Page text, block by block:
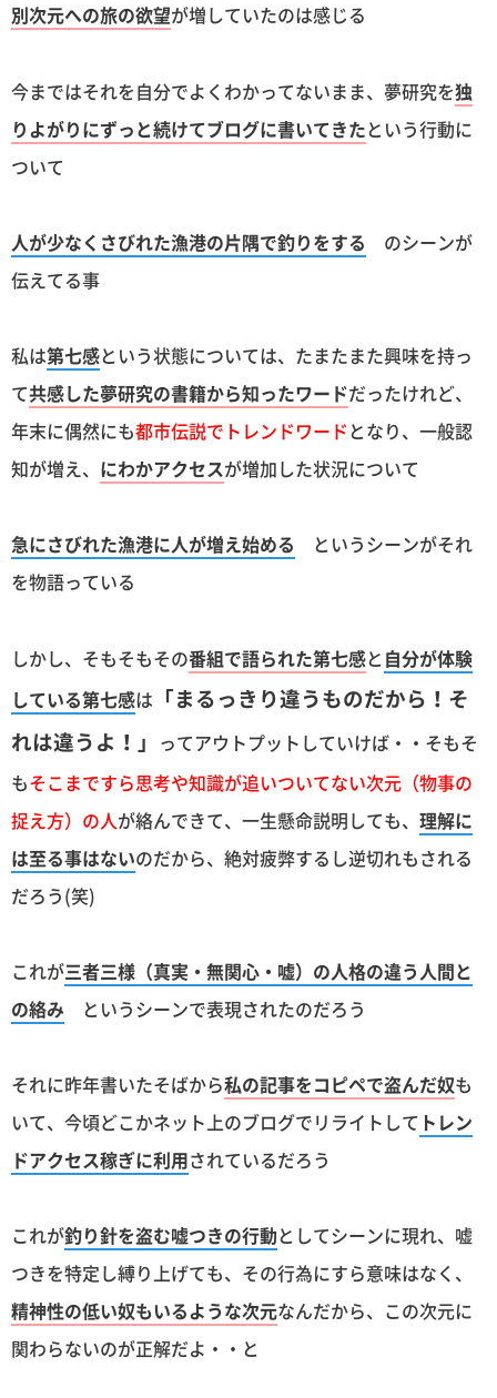
別次元への旅の欲望が増していたのは感じる
今まではそれを自分でよくわかってないまま、夢研究を独
りよがりにずっと続けてブログに書いてきたという行動に
ついて
人が少なくさびれた漁港の片隅で釣りをする のシーンが
伝えてる事
私は第七感という状態については、たまたまた興味を持っ
て共感した夢研究の書籍から知ったワードだったけれど、
年末に偶然にも都市伝説でトレンドワードとなり、一般認
知が増え、 にわかアクセスが増加した状況について
急にさびれた漁港に人が増え始める というシーンがそれ
を物語っている
しかし、そもそもその番組で語られた第七感と 自分が体験
している第七感は 「まるっきり違うものだから！そ
れは違うよ！」 ってアウトプットしていけば・・そもそ
もそこまですら思考や知識が追いついてない次元（物事の
捉え方）の人が絡んできて、一生懸命説明しても、 理解に
は至る事はないのだから、絶対疲弊するし逆切れもされる
だろう(笑)
これが三者三様（真実・無関心・嘘）の人格の違う人間と
の絡み というシーンで表現されたのだろう
それに昨年書いたそばから私の記事をコピペで盗んだ奴も
いて、今頃どこかネット上のブログでリライトして トレン
ドアクセス稼ぎに利用されているだろう
これが釣り針を盗む嘘つきの行動としてシーンに現れ、嘘
つきを特定し縛り上げても、その行為にすら意味はなく、
精神性の低い奴もいるような次元なんだから、この次元に
関わらないのが正解だよ・・と